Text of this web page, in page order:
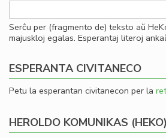
Serĉu per (fragmento de) teksto aŭ
majuskloj egalas. Esperantaj literoj
ESPERANTA CIVITANECO
Petu la esperantan civitanecon per la
HEROLDO KOMUNIKAS (HEKO)